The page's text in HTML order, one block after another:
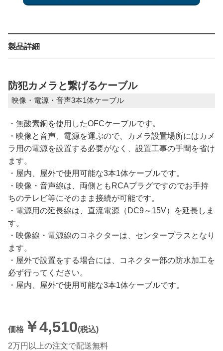
製品詳細
防犯カメラと繋げるケーブル
映像・電源・音声3本1体ケーブル
・無酸素銅を使用したOFCケーブルです。
・映像と音声、電源を運ぶので、カメラ設置場所にはカメ
ラ用の電源を設置する必要がなく、設置工事の手間を省け
ます。
・屋内、屋外で使用可能な3本1体ケーブルです。
・映像・音声線は、両側ともRCAプラグですのでお手持
ちのテレビ等にそのまま接続が可能です。
・電源用の延長線は、直流電源（DC9～15V）を延長しま
す。
・映像線・電源線のコネクターは、センタープラスとなり
ます。
・屋外で設置をする場合には、コネクター部の防水加工を
必ず行ってください。
・屋内、屋外で使用可能な3本1体ケーブルです。
価格 ￥4,510(税込)
2万円以上の注文で配送無料